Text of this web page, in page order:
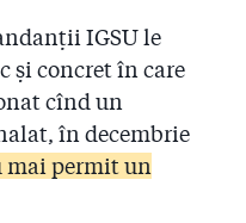
luni, la o firmă de
era la ISU, George
nu pe bani”
24 de sponsori, în trei
sute de lei”. Și e
IGSU le
și concret în care
cînd un
în decembrie
mai permit un